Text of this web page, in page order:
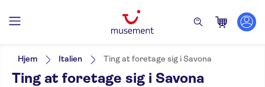
Filters
Hjem Italien Ting at foretage sig i Savona
Ting at foretage sig i Savona